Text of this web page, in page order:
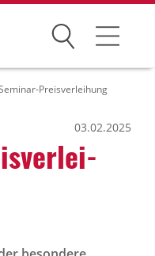
Suchen
Preisverleihung
03.02.2025